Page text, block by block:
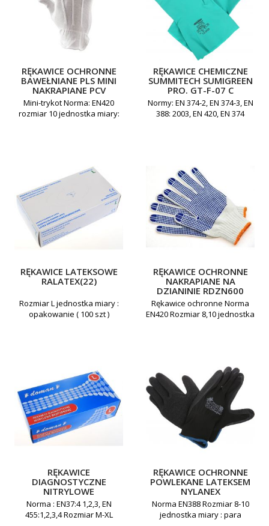
RĘKAWICE OCHRONNE
BAWEŁNIANE PLS MINI
NAKRAPIANE PCV
Mini-trykot Norma: EN420
rozmiar 10 jednostka miary:
RĘKAWICE CHEMICZNE
SUMMITECH SUMIGREEN
PRO. GT-F-07 C
Normy: EN 374-2, EN 374-3, EN
388: 2003, EN 420, EN 374
RĘKAWICE LATEKSOWE
RALATEX(22)
Rozmiar L jednostka miary :
opakowanie ( 100 szt )
RĘKAWICE OCHRONNE
NAKRAPIANE NA
DZIANINIE RDZN600
Rękawice ochronne Norma
EN420 Rozmiar 8,10 jednostka
RĘKAWICE
DIAGNOSTYCZNE
NITRYLOWE
BEZPUDROWE DOMAN
Norma : EN37:4 1,2,3, EN
455:1,2,3,4 Rozmiar M-XL
RĘKAWICE OCHRONNE
POWLEKANE LATEKSEM
NYLANEX
Norma EN388 Rozmiar 8-10
jednostka miary : para